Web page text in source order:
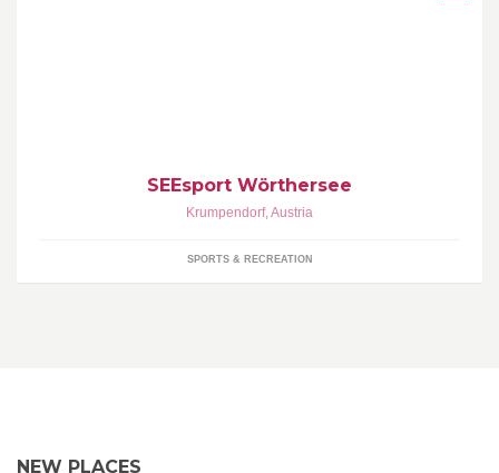
SEEsport Wörthersee
Krumpendorf,Austria
SPORTS & RECREATION
NEW PLACES